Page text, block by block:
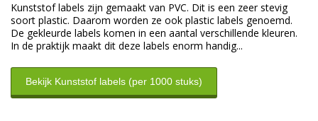
Kunststof labels zijn gemaakt van PVC. Dit is een zeer stevig
soort plastic. Daarom worden ze ook plastic labels genoemd.
De gekleurde labels komen in een aantal verschillende kleuren.
In de praktijk maakt dit deze labels enorm handig...
Bekijk Kunststof labels (per 1000 stuks)